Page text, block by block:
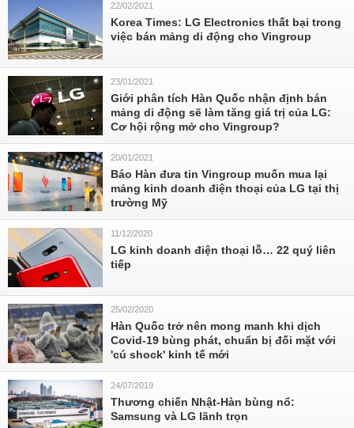
22/02/2021
Korea Times: LG Electronics thất bại trong
việc bán mảng di động cho Vingroup
23/01/2021
Giới phân tích Hàn Quốc nhận định bán
mảng di động sẽ làm tăng giá trị của LG:
Cơ hội rộng mở cho Vingroup?
20/01/2021
Báo Hàn đưa tin Vingroup muốn mua lại
mảng kinh doanh điện thoại của LG tại thị
trường Mỹ
11/12/2020
LG kinh doanh điện thoại lỗ… 22 quý liên
tiếp
25/02/2020
Hàn Quốc trở nên mong manh khi dịch
Covid-19 bùng phát, chuẩn bị đối mặt với
'cú shock' kinh tế mới
24/07/2019
Thương chiến Nhật-Hàn bùng nổ:
Samsung và LG lãnh trọn